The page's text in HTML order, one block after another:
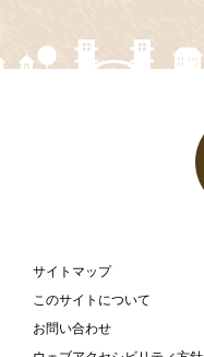
サイトマップ
このサイトについて
お問い合わせ